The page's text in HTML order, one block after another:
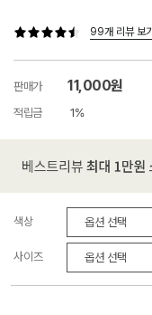
99개 리뷰 보기
판매가 11,000원
적립금 1%
색상
사이즈